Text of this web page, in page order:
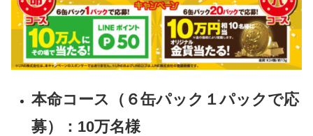
本命コース（６缶パック１パックで応
募）：10万名様